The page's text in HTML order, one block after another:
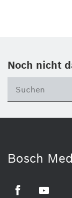
Noch nicht
Bosch